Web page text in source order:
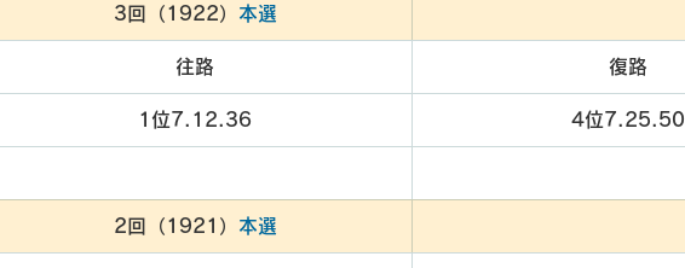
3回（1922） 本選
往路 復路
1位7.12.36 4位7.25.50
2回（1921） 本選